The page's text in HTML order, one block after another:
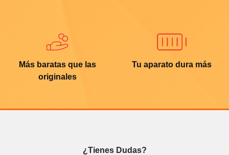
Más baratas que las
originales
Tu aparato dura más
¿Tienes Dudas?